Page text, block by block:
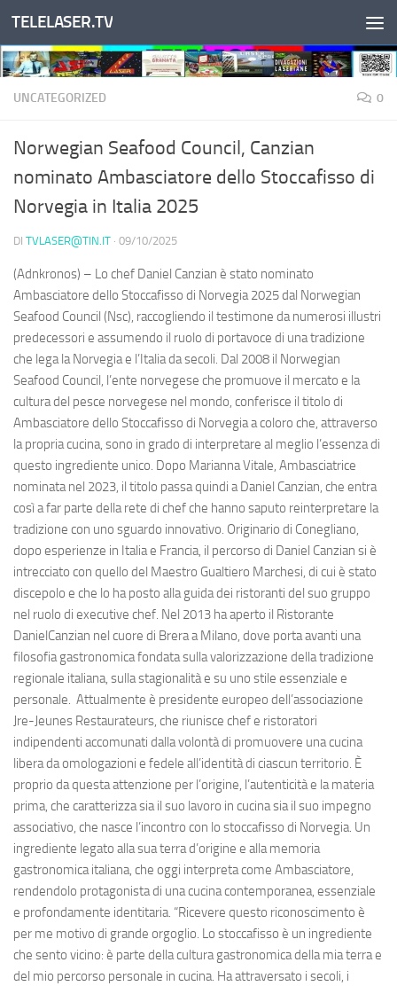
Salta al contenuto
TELELASER.TV
UNCATEGORIZED 0
Norwegian Seafood Council, Canzian
nominato Ambasciatore dello Stoccafisso di
Norvegia in Italia 2025
DI TVLASER@TIN.IT · 09/10/2025
(Adnkronos) – Lo chef Daniel Canzian è stato nominato
Ambasciatore dello Stoccafisso di Norvegia 2025 dal Norwegian
Seafood Council (Nsc), raccogliendo il testimone da numerosi illustri
predecessori e assumendo il ruolo di portavoce di una tradizione
che lega la Norvegia e l’Italia da secoli. Dal 2008 il Norwegian
Seafood Council, l’ente norvegese che promuove il mercato e la
cultura del pesce norvegese nel mondo, conferisce il titolo di
Ambasciatore dello Stoccafisso di Norvegia a coloro che, attraverso
la propria cucina, sono in grado di interpretare al meglio l’essenza di
questo ingrediente unico. Dopo Marianna Vitale, Ambasciatrice
nominata nel 2023, il titolo passa quindi a Daniel Canzian, che entra
così a far parte della rete di chef che hanno saputo reinterpretare la
tradizione con uno sguardo innovativo. Originario di Conegliano,
dopo esperienze in Italia e Francia, il percorso di Daniel Canzian si è
intrecciato con quello del Maestro Gualtiero Marchesi, di cui è stato
discepolo e che lo ha posto alla guida dei ristoranti del suo gruppo
nel ruolo di executive chef. Nel 2013 ha aperto il Ristorante
DanielCanzian nel cuore di Brera a Milano, dove porta avanti una
filosofia gastronomica fondata sulla valorizzazione della tradizione
regionale italiana, sulla stagionalità e su uno stile essenziale e
personale. Attualmente è presidente europeo dell’associazione
Jre-Jeunes Restaurateurs, che riunisce chef e ristoratori
indipendenti accomunati dalla volontà di promuovere una cucina
libera da omologazioni e fedele all’identità di ciascun territorio. È
proprio da questa attenzione per l’origine, l’autenticità e la materia
prima, che caratterizza sia il suo lavoro in cucina sia il suo impegno
associativo, che nasce l’incontro con lo stoccafisso di Norvegia. Un
ingrediente legato alla sua terra d’origine e alla memoria
gastronomica italiana, che oggi interpreta come Ambasciatore,
rendendolo protagonista di una cucina contemporanea, essenziale
e profondamente identitaria. “Ricevere questo riconoscimento è
per me motivo di grande orgoglio. Lo stoccafisso è un ingrediente
che sento vicino: è parte della cultura gastronomica della mia terra e
del mio percorso personale in cucina. Ha attraversato i secoli, i